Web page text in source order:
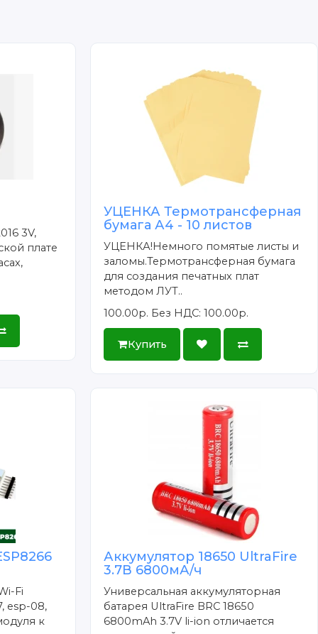
3V,
плате
УЦЕНКА Термотрансферная
бумага А4 - 10 листов
УЦЕНКА!Немного помятые листы и
заломы.Термотрансферная бумага
для создания печатных плат
методом ЛУТ..
100.00р. Без НДС: 100.00р.
Купить
Fi
esp-08,
к
Аккумулятор 18650 UltraFire
3.7В 6800мА/ч
Универсальная аккумуляторная
батарея UltraFire BRC 18650
6800mAh 3.7V li-ion отличается